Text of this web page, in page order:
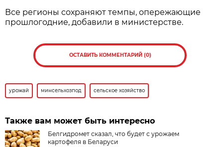
Все регионы сохраняют темпы, опережающие
прошлогодние, добавили в министерстве.
ОСТАВИТЬ КОММЕНТАРИЙ (0)
урожай минсельхозпод сельское хозяйство
Также вам может быть интересно
Белгидромет сказал, что будет с урожаем
картофеля в Беларуси